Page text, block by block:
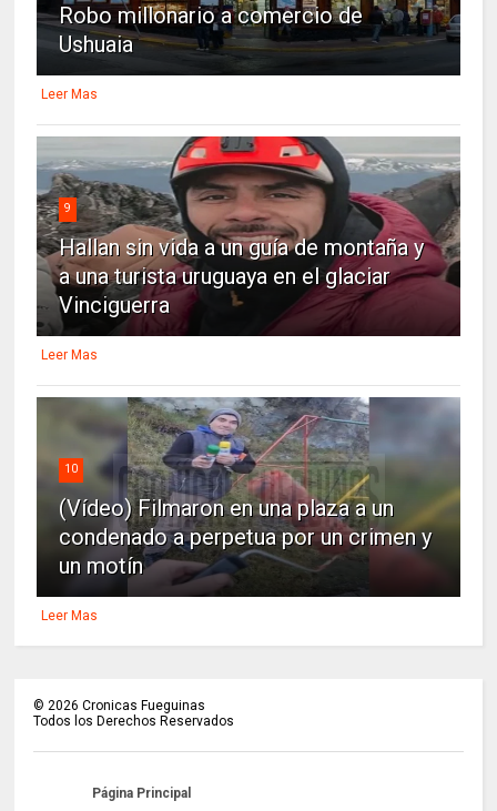
Robo millonario a comercio de
Ushuaia
Leer Mas
9
Hallan sin vida a un guía de montaña y
a una turista uruguaya en el glaciar
Vinciguerra
Leer Mas
10
(Vídeo) Filmaron en una plaza a un
condenado a perpetua por un crimen y
un motín
Leer Mas
© 2026 Cronicas Fueguinas
Todos los Derechos Reservados
Página Principal